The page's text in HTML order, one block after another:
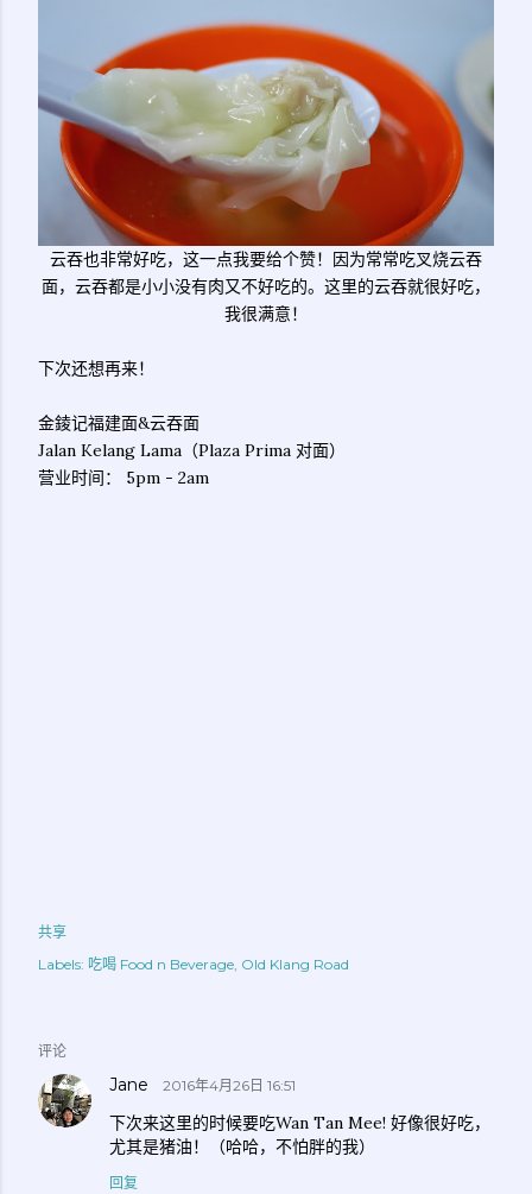
云吞也非常好吃，这一点我要给个赞！因为常常吃叉烧云吞
面，云吞都是小小没有肉又不好吃的。这里的云吞就很好吃，
我很满意！
下次还想再来！
金錂记福建面&云吞面
Jalan Kelang Lama（Plaza Prima 对面）
营业时间： 5pm - 2am
共享
Labels: 吃喝 Food n Beverage Old Klang Road
评论
Jane 2016年4月26日 16:51
下次来这里的时候要吃Wan Tan Mee! 好像很好吃，
尤其是猪油！（哈哈，不怕胖的我）
回复